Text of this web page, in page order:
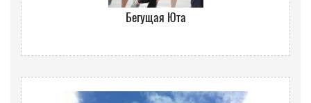
Бегущая Юта